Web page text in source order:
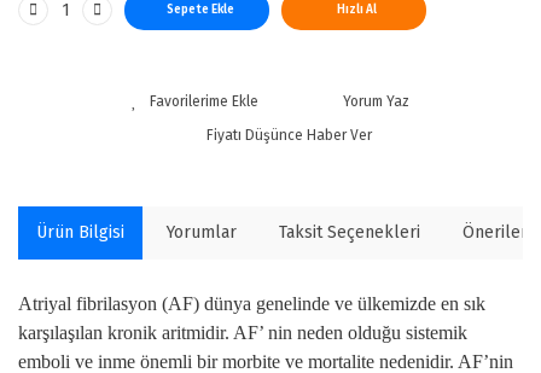
Sepete Ekle Hızlı Al
Yorum Yaz
Fiyatı Düşünce Haber Ver
Ürün Bilgisi Yorumlar Taksit Seçenekleri
Atriyal fibrilasyon (AF) dünya genelinde ve ülkemizde en sık
karşılaşılan kronik aritmidir. AF’ nin neden olduğu sistemik
emboli ve inme önemli bir morbite ve mortalite nedenidir. AF’nin